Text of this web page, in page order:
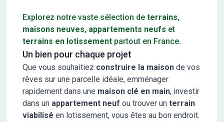
Explorez notre vaste sélection de terrains,
maisons neuves, appartements neufs et
terrains en lotissement partout en France.
Un bien pour chaque projet
Que vous souhaitiez construire la maison de vos
rêves sur une parcelle idéale, emménager
rapidement dans une maison clé en main, investir
dans un appartement neuf ou trouver un terrain
viabilisé en lotissement, vous êtes au bon endroit.